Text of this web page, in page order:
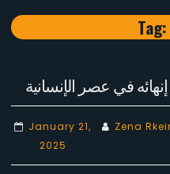
Tag:
في عصر الإنسانية
January 21,
2025
Zena